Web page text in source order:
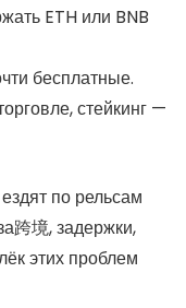
ETH или BNB
бесплатные.
стейкинг —
по рельсам
跨境, задержки,
этих проблем